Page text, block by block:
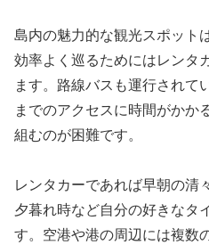
島内の魅力的な観光スポット
効率よく巡るためにはレンタ
ます。路線バスも運行されて
までのアクセスに時間がかか
組むのが困難です。
レンタカーであれば早朝の清
夕暮れ時など自分の好きなタ
す。空港や港の周辺には複数